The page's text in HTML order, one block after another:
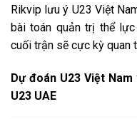
Rikvip lưu ý U23 Việt
bài toán quản trị thể
cuối trận sẽ cực kỳ quan
Dự đoán U23 Việt
U23 UAE